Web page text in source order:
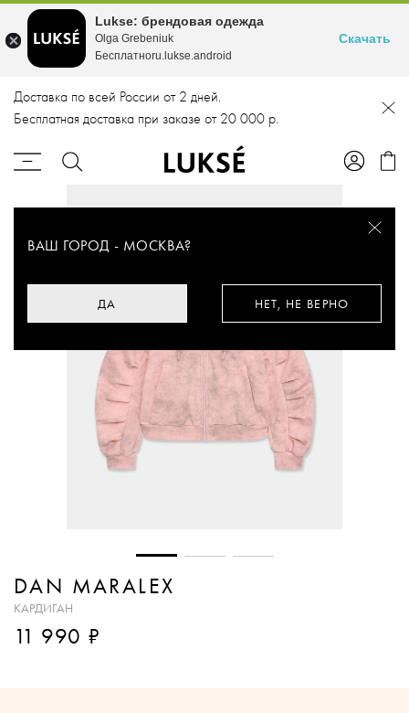
Доставка по всей России от 2 дней.
Бесплатная доставка при заказе от 20 000 р.
ВАШ ГОРОД - МОСКВА?
ДА НЕТ, НЕ ВЕРНО
DAN MARALEX
КАРДИГАН
11 990 ₽
Lukse: брендовая одежда
Olga Grebeniuk
Бесплатноru.lukse.android
Скачать